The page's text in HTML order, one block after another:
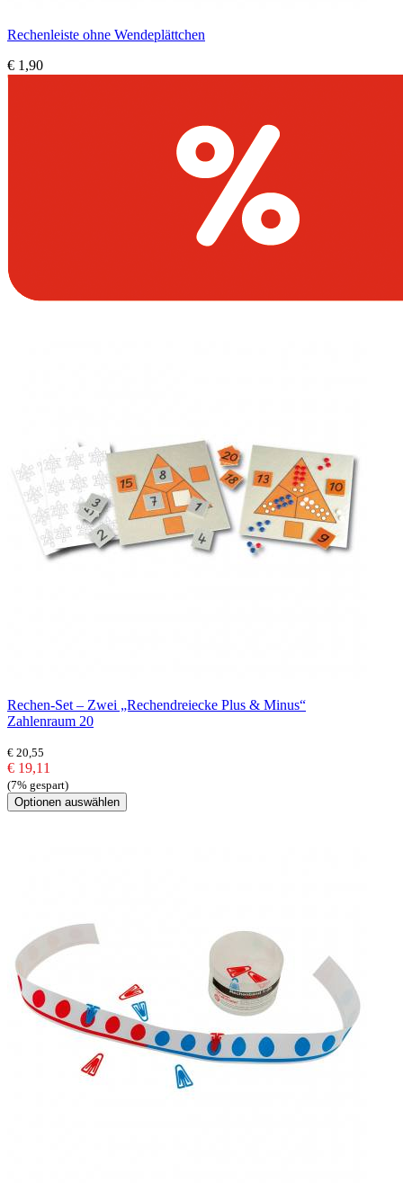
Rechenleiste ohne Wendeplättchen
€ 1,90
Rechen-Set – Zwei „Rechendreiecke Plus & Minus“
Zahlenraum 20
€ 20,55
€ 19,11
(7% gespart)